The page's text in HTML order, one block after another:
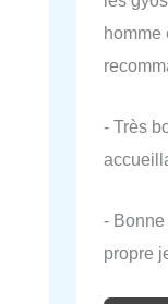
homme
- Très
-
propre